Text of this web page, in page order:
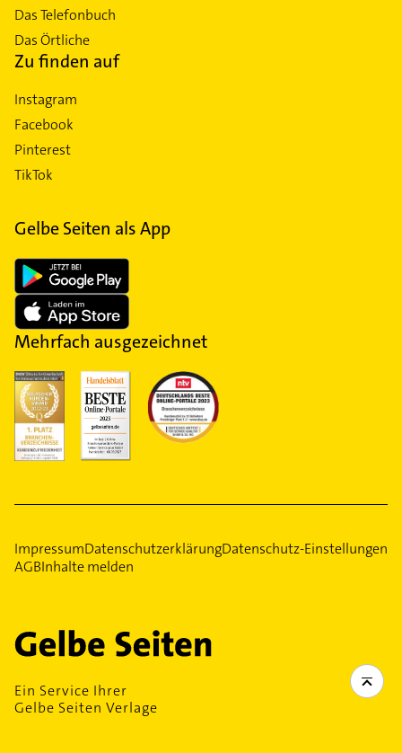
Das Telefonbuch
Das Örtliche
Zu finden auf
Instagram
Facebook
Pinterest
TikTok
Gelbe Seiten als App
Mehrfach ausgezeichnet
ImpressumDatenschutzerklärungDatenschutz-Einstellungen
AGBInhalte melden
Ein Service Ihrer
Gelbe Seiten Verlage